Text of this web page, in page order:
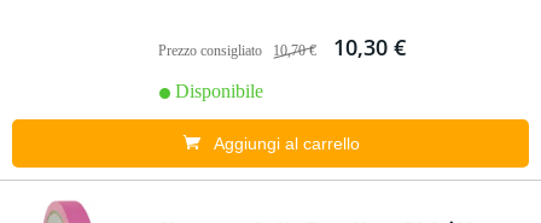
Prezzo consigliato 10,70 € 10,30 €
Disponibile
Aggiungi al carrello